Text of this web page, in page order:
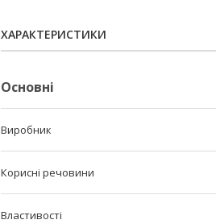
ХАРАКТЕРИСТИКИ
Основні
Виробник
Корисні речовини
Властивості